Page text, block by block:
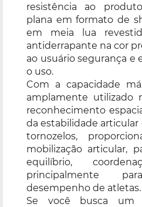
resistência ao
plana em formato de
em meia lua
antiderrapante na cor
ao usuário segurança e
o uso.
Com a capacidade
amplamente utilizado
reconhecimento
da estabilidade articular
tornozelos,
mobilização articular,
equilíbrio,
principalmente
desempenho de atletas.
Se você busca um